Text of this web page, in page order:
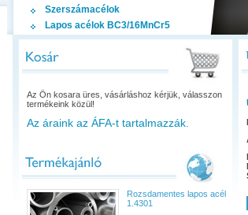
Szerszámacélok
Lapos acélok BC3/16MnCr5
Az Ön kosara üres, vásárláshoz kérjük, válasszon
termékeink közül!
Az áraink az ÁFA-t tartalmazzák.
Rozsdamentes lapos acél
1.4301